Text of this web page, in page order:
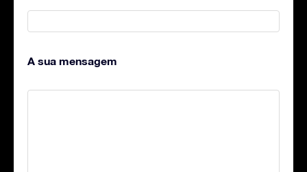
A sua mensagem